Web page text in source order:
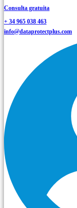
Consulta gratuita
+ 34 965 038 463
info@dataprotectplus.com